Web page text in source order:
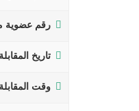
رقم عضوية
تاريخ المقابلة
وقت المقابلة